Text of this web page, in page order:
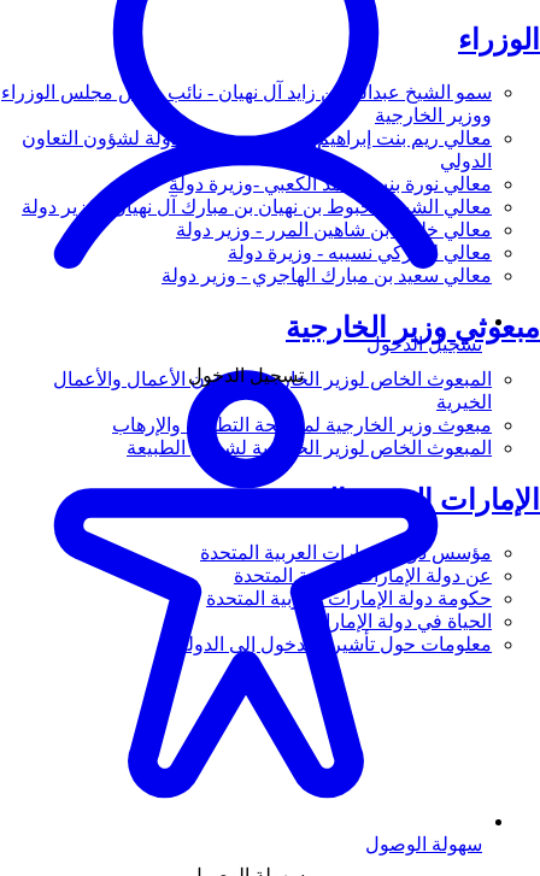
الوزراء
سمو الشيخ عبدالله بن زايد آل نهيان - نائب رئيس مجلس الوزراء
ووزير الخارجية
معالي ريم بنت إبراهيم الهاشمي - وزيرة دولة لشؤون التعاون
الدولي
معالي نورة بنت محمد الكعبي -وزيرة دولة
معالي الشيخ شخبوط بن نهيان بن مبارك آل نهيان - وزير دولة
معالي خليفة بن شاهين المرر - وزير دولة
معالي لانا زكي نسيبه - وزيرة دولة
معالي سعيد بن مبارك الهاجري - وزير دولة
مبعوثي وزير الخارجية
المبعوث الخاص لوزير الخارجية لشؤون الأعمال والأعمال
الخيرية
مبعوث وزير الخارجية لمكافحة التطرف والإرهاب
المبعوث الخاص لوزير الخارجية لشؤون الطبيعة
الإمارات العربية المتحدة
مؤسس دولة الإمارات العربية المتحدة
عن دولة الإمارات العربية المتحدة
حكومة دولة الإمارات العربية المتحدة
الحياة في دولة الإمارات
معلومات حول تأشيرة الدخول إلى الدولة
تسجيل الدخول
تسجيل الدخول
سهولة الوصول